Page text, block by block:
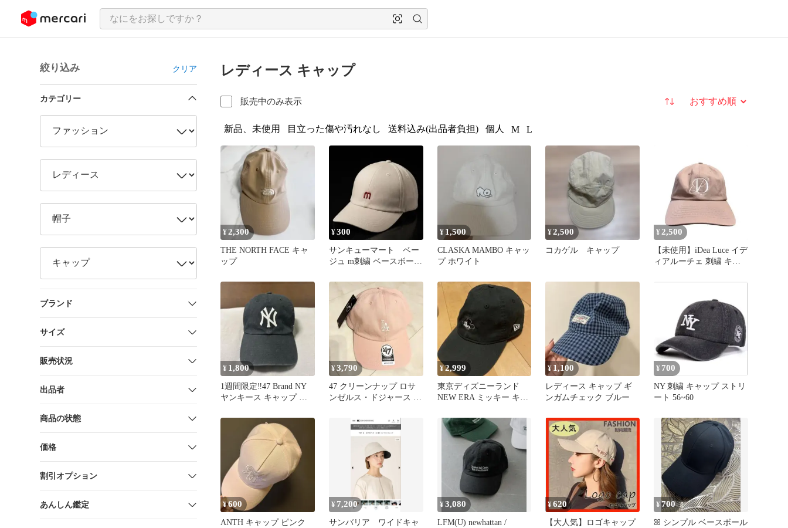
ツにスキップ
絞り込み クリア
カテゴリー
ブランド
サイズ
販売状況
出品者
商品の状態
価格
割引オプション
あんしん鑑定
レディース キャップ
販売中のみ表示 並び替え
新品、未使用 目立った傷や汚れなし 送料込み(出品者負担) 個人 M L
¥2,300
THE NORTH FACE キャ
ップ
¥300
サンキューマート ベー
ジュ m刺繍 ベースボール
¥ 1,500
CLASKA MAMBO キャッ
プ ホワイト
¥2,500
コカゲル キャップ
¥ 2,500
【未使用】iDea Luce イデ
ィアルーチェ 刺繍 キャ
¥ 1,800
1週間限定‼️47 Brand NY
ヤンキース キャップ ブ
¥3,790
47 クリーンナップ ロサ
ンゼルス・ドジャース ピ
¥2,999
東京ディズニーランド
NEW ERA ミッキー キャ
¥ 1,100
レディース キャップ ギ
ンガムチェック ブルー
¥ 700
NY 刺繍 キャップ ストリ
ート 56~60
¥600
ANTH キャップ ピンク
¥ 7,200
サンバリア ワイドキャ
¥3,080
LFM(U) newhattan /
¥620
【大人気】ロゴキャップ
¥700
ꕤ︎︎ シンプル ベースボール